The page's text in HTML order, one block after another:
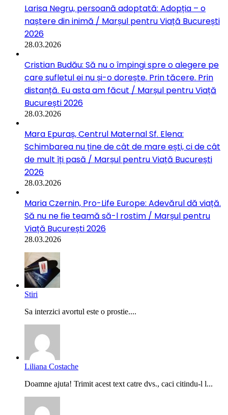
Larisa Negru, persoană adoptată: Adopția – o
naștere din inimă / Marșul pentru Viață București
2026
28.03.2026
Cristian Budău: Să nu o împingi spre o alegere pe
care sufletul ei nu și-o dorește. Prin tăcere. Prin
distanță. Eu asta am făcut / Marșul pentru Viață
București 2026
28.03.2026
Mara Epuraș, Centrul Maternal Sf. Elena:
Schimbarea nu ține de cât de mare ești, ci de cât
de mult îți pasă / Marșul pentru Viață București
2026
28.03.2026
Maria Czernin, Pro-Life Europe: Adevărul dă viață.
Să nu ne fie teamă să-l rostim / Marșul pentru
Viață București 2026
28.03.2026
Stiri
Sa interzici avortul este o prostie....
Liliana Costache
Doamne ajuta! Trimit acest text catre dvs., caci citindu-l l...